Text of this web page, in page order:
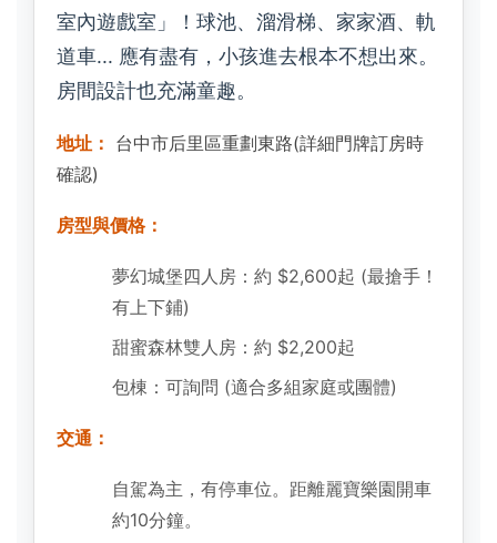
室內遊戲室」！球池、溜滑梯、家家酒、軌
道車... 應有盡有，小孩進去根本不想出來。
房間設計也充滿童趣。
地址： 台中市后里區重劃東路(詳細門牌訂房時
確認)
房型與價格：
夢幻城堡四人房：約 $2,600起 (最搶手！
有上下鋪)
甜蜜森林雙人房：約 $2,200起
包棟：可詢問 (適合多組家庭或團體)
交通：
自駕為主，有停車位。距離麗寶樂園開車
約10分鐘。